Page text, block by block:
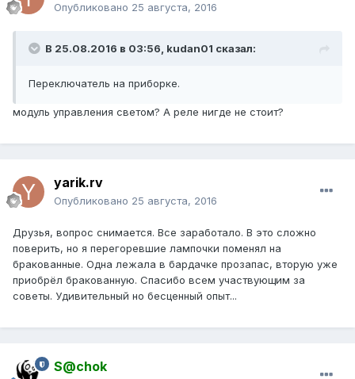
Опубликовано 25 августа, 2016
В 25.08.2016 в 03:56, kudan01 сказал:
Переключатель на приборке.
модуль управления светом? А реле нигде не стоит?
yarik.rv
Опубликовано 25 августа, 2016
Друзья, вопрос снимается. Все заработало. В это сложно
поверить, но я перегоревшие лампочки поменял на
бракованные. Одна лежала в бардачке прозапас, вторую уже
приобрёл бракованную. Спасибо всем участвующим за
советы. Удивительный но бесценный опыт...
S@chok